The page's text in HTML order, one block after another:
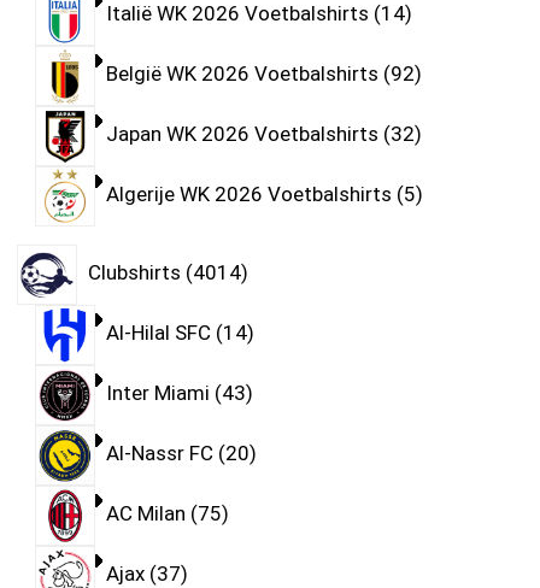
Italië WK 2026 Voetbalshirts 14
België WK 2026 Voetbalshirts 92
Japan WK 2026 Voetbalshirts 32
Algerije WK 2026 Voetbalshirts 5
Clubshirts 4014
Al-Hilal SFC 14
Inter Miami 43
Al-Nassr FC 20
AC Milan 75
Ajax 37